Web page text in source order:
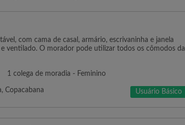
com cama de casal, armário, escrivaninha e janela
ventilado. O morador pode utilizar todos os cômodos da
1 colega de moradia - Feminino
Copacabana Usuário Básico